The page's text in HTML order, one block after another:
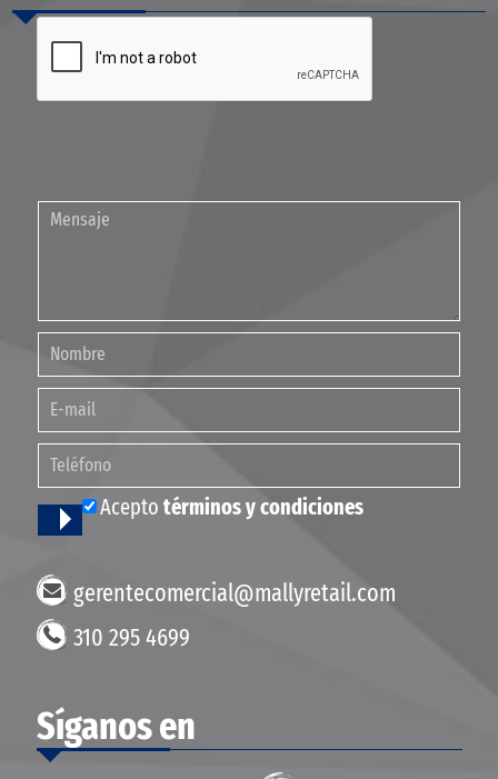
Contáctenos
Aceptotérminos y condiciones
gerentecomercial@mallyretail.com
310 295 4699
Síganos en